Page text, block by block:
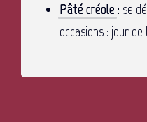
Pâté créole : se
occasions : jour